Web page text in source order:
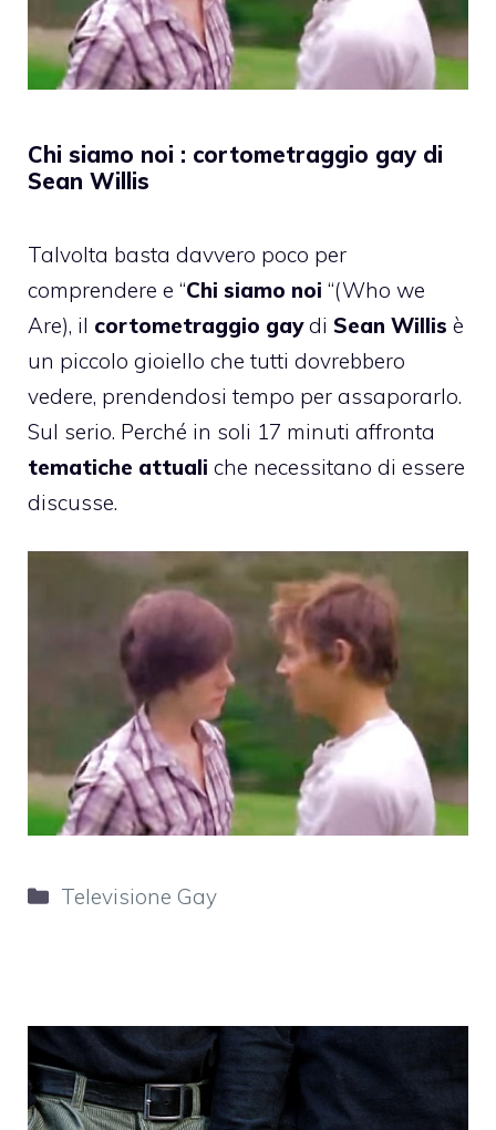
Chi siamo noi : cortometraggio gay di
Sean Willis
Talvolta basta davvero poco per
comprendere e “Chi siamo noi “(Who we
Are), il cortometraggio gaydi Sean Willis è
un piccolo gioiello che tutti dovrebbero
vedere, prendendosi tempo per assaporarlo.
Sul serio. Perché in soli 17 minuti affronta
tematiche attuali che necessitano di essere
discusse.
Categorie
Televisione Gay